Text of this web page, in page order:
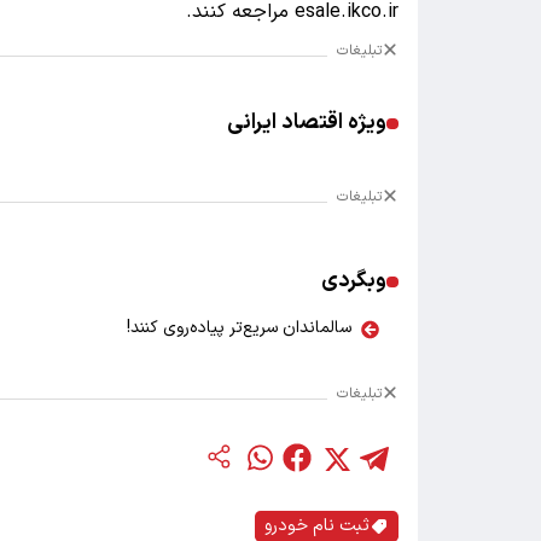
esale.ikco.ir مراجعه کنند.
تبلیغات
ویژه اقتصاد ایرانی
تبلیغات
وبگردی
سالماندان سریع‌تر پیاده‌روی کنند!
تبلیغات
ثبت نام خودرو